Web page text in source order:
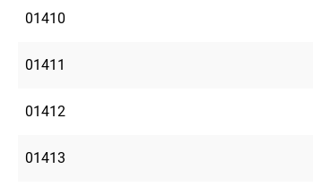
01410
01411
01412
01413